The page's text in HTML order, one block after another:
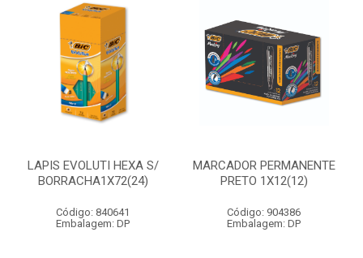
LAPIS EVOLUTI HEXA S/
BORRACHA1X72(24)
Código: 840641
Embalagem: DP
MARCADOR PERMANENTE
PRETO 1X12(12)
Código: 904386
Embalagem: DP